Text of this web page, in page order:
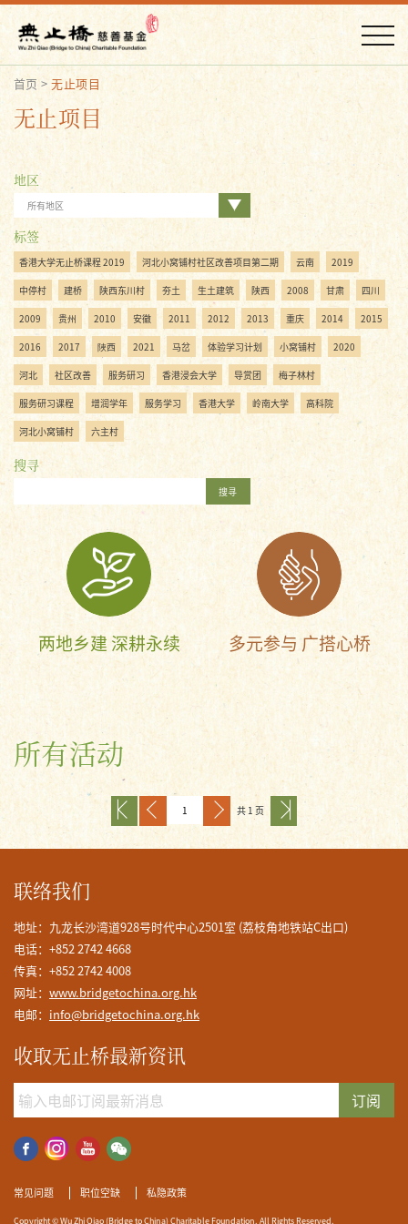
首页>无止项目
无止项目
地区
所有地区
标签
香港大学无止桥课程 2019 河北小窝铺村社区改善项目第二期 云南 2019
中停村 建桥 陕西东川村 夯土 生土建筑 陕西 2008 甘肃 四川
2009 贵州 2010 安徽 2011 2012 2013 重庆 2014 2015
2016 2017 陜西 2021 马岔 体验学习计划 小窝铺村 2020
河北 社区改善 服务研习 香港浸会大学 导赏团 梅子林村
服务研习课程 增润学年 服务学习 香港大学 岭南大学 高科院
河北小窝铺村 六主村
搜寻
搜寻
两地乡建 深耕永续 多元参与 广搭心桥
所有活动
共 1 页
联络我们
地址：九龙长沙湾道928号时代中心2501室 (荔枝角地铁站C出口)
电话：+852 2742 4668
传真：+852 2742 4008
网址： www.bridgetochina.org.hk
电邮： info@bridgetochina.org.hk
收取无止桥最新资讯
订阅
常见问题 职位空缺 私隐政策
Copyright © Wu Zhi Qiao (Bridge to China) Charitable Foundation. All Rights Reserved.